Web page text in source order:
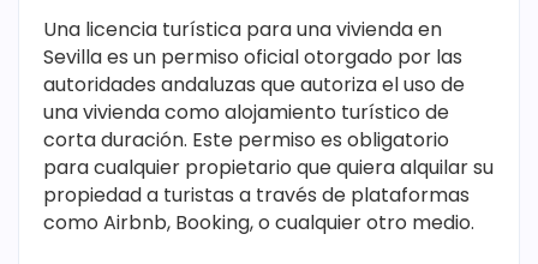
Una licencia turística para una vivienda en
Sevilla es un permiso oficial otorgado por las
autoridades andaluzas que autoriza el uso de
una vivienda como alojamiento turístico de
corta duración. Este permiso es obligatorio
para cualquier propietario que quiera alquilar su
propiedad a turistas a través de plataformas
como Airbnb, Booking, o cualquier otro medio.